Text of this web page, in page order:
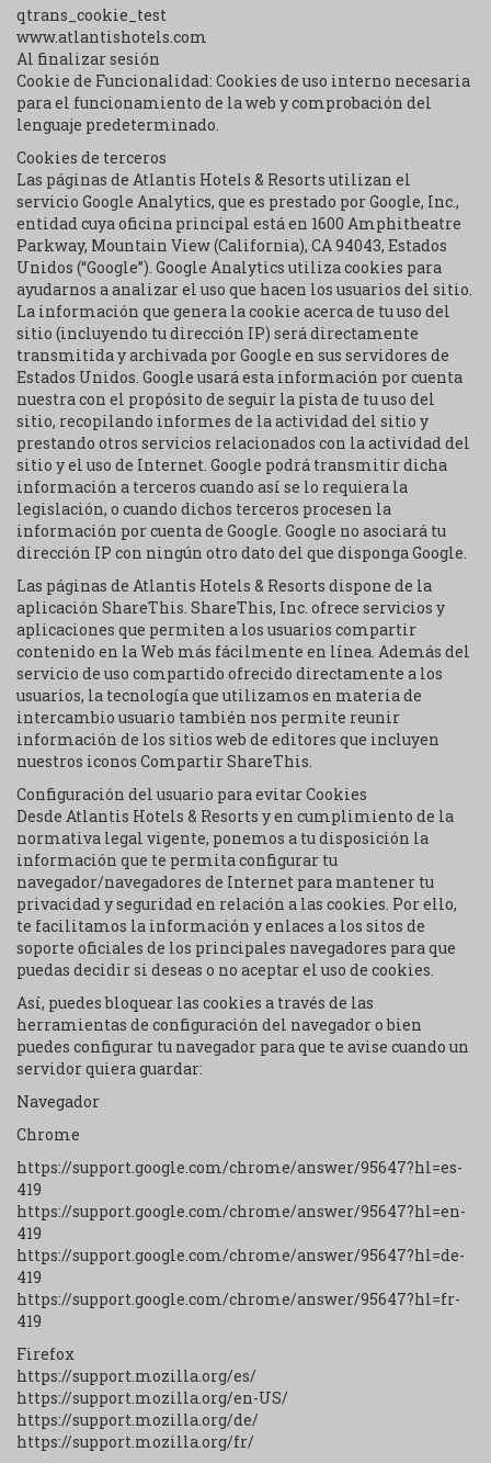
qtrans_cookie_test
www.atlantishotels.com
Al finalizar sesión
Cookie de Funcionalidad: Cookies de uso interno necesaria
para el funcionamiento de la web y comprobación del
lenguaje predeterminado.
Cookies de terceros
Las páginas de Atlantis Hotels & Resorts utilizan el
servicio Google Analytics, que es prestado por Google, Inc.,
entidad cuya oficina principal está en 1600 Amphitheatre
Parkway, Mountain View (California), CA 94043, Estados
Unidos (“Google”). Google Analytics utiliza cookies para
ayudarnos a analizar el uso que hacen los usuarios del sitio.
La información que genera la cookie acerca de tu uso del
sitio (incluyendo tu dirección IP) será directamente
transmitida y archivada por Google en sus servidores de
Estados Unidos. Google usará esta información por cuenta
nuestra con el propósito de seguir la pista de tu uso del
sitio, recopilando informes de la actividad del sitio y
prestando otros servicios relacionados con la actividad del
sitio y el uso de Internet. Google podrá transmitir dicha
información a terceros cuando así se lo requiera la
legislación, o cuando dichos terceros procesen la
información por cuenta de Google. Google no asociará tu
dirección IP con ningún otro dato del que disponga Google.
Las páginas de Atlantis Hotels & Resorts dispone de la
aplicación ShareThis. ShareThis, Inc. ofrece servicios y
aplicaciones que permiten a los usuarios compartir
contenido en la Web más fácilmente en línea. Además del
servicio de uso compartido ofrecido directamente a los
usuarios, la tecnología que utilizamos en materia de
intercambio usuario también nos permite reunir
información de los sitios web de editores que incluyen
nuestros iconos Compartir ShareThis.
Configuración del usuario para evitar Cookies
Desde Atlantis Hotels & Resorts y en cumplimiento de la
normativa legal vigente, ponemos a tu disposición la
información que te permita configurar tu
navegador/navegadores de Internet para mantener tu
privacidad y seguridad en relación a las cookies. Por ello,
te facilitamos la información y enlaces a los sitos de
soporte oficiales de los principales navegadores para que
puedas decidir si deseas o no aceptar el uso de cookies.
Así, puedes bloquear las cookies a través de las
herramientas de configuración del navegador o bien
puedes configurar tu navegador para que te avise cuando un
servidor quiera guardar:
Navegador
Chrome
https://support.google.com/chrome/answer/95647?hl=es-
419
https://support.google.com/chrome/answer/95647?hl=en-
419
https://support.google.com/chrome/answer/95647?hl=de-
419
https://support.google.com/chrome/answer/95647?hl=fr-
419
Firefox
https://support.mozilla.org/es/
https://support.mozilla.org/en-US/
https://support.mozilla.org/de/
https://support.mozilla.org/fr/